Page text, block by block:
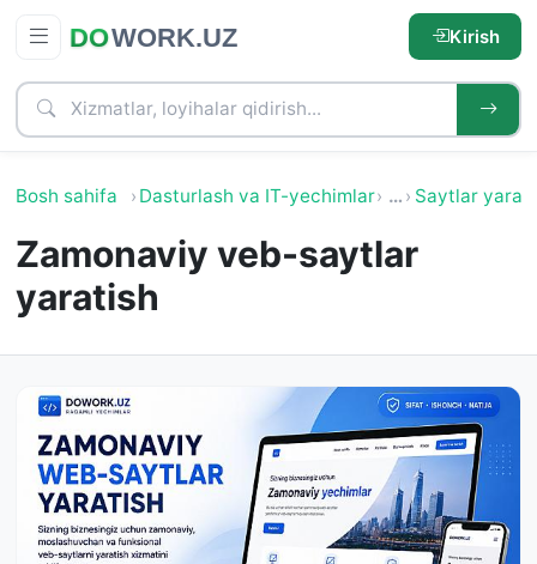
Kirish
Bosh sahifa Dasturlash va IT-yechimlar … Saytlar
Zamonaviy veb-saytlar
yaratish